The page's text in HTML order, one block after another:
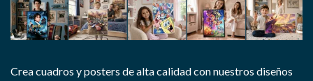
Crea cuadros y posters de alta calidad con nuestros diseños